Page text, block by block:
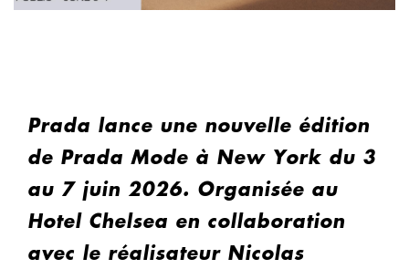
Prada lance une nouvelle édition
de Prada Mode à New York du 3
au 7 juin 2026. Organisée au
Hotel Chelsea en collaboration
avec le réalisateur Nicolas